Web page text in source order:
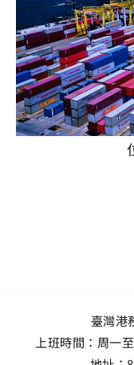
臺灣港
上班時間：周一